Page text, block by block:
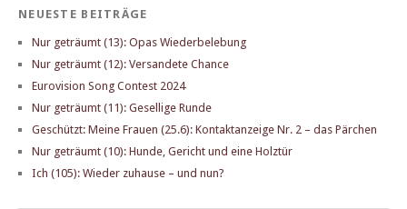
NEUESTE BEITRÄGE
Nur geträumt (13): Opas Wiederbelebung
Nur geträumt (12): Versandete Chance
Eurovision Song Contest 2024
Nur geträumt (11): Gesellige Runde
Geschützt: Meine Frauen (25.6): Kontaktanzeige Nr. 2 – das Pärchen
Nur geträumt (10): Hunde, Gericht und eine Holztür
Ich (105): Wieder zuhause – und nun?